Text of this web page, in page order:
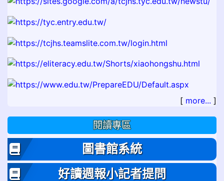
[ more... ]
閱讀專區
圖書館系統
好讀週報小記者提問